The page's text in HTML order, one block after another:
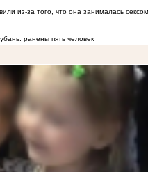
из-за того, что она занималась
ранены пять человек